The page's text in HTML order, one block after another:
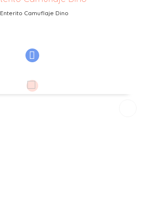
Enterito Camuflaje Dino